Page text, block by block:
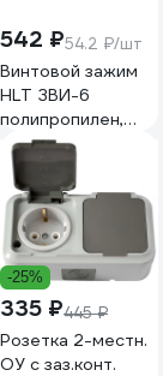
542 ₽54.2 ₽/шт
Винтовой зажим
HLT ЗВИ-6
полипропилен,
0.75-4мм², 12пар,
100С, белый, 10
шт 081-10-21
-25%
335 ₽445 ₽
Розетка 2-местн.
ОУ с заз.конт.